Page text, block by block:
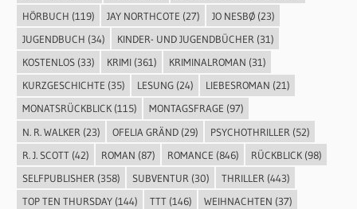
HÖRBUCH (119) JAY NORTHCOTE (27) JO NESBØ(23)
JUGENDBUCH (34) KINDER- UND JUGENDBÜCHER (31)
KOSTENLOS(33) KRIMI(361) KRIMINALROMAN (31)
KURZGESCHICHTE (35) LESUNG(24) LIEBESROMAN (21)
MONATSRÜCKBLICK(115) MONTAGSFRAGE (97)
N. R. WALKER (23) OFELIA GRÄND(29) PSYCHOTHRILLER (52)
R. J. SCOTT(42) ROMAN (87) ROMANCE (846) RÜCKBLICK(98)
SELFPUBLISHER (358) SUBVENTUR (30) THRILLER (443)
TOP TEN THURSDAY(144) TTT(146) WEIHNACHTEN (37)